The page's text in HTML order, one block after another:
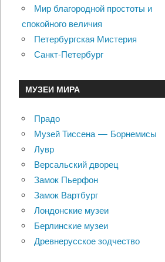
Мир благородной простоты и
спокойного величия
Петербургская Мистерия
Санкт-Петербург
МУЗЕИ МИРА
Прадо
Музей Тиссена — Борнемисы
Лувр
Версальский дворец
Замок Пьерфон
Замок Вартбург
Лондонские музеи
Берлинские музеи
Древнерусское зодчество